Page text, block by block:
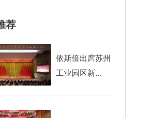
荐
依斯倍出席苏州
工业园区新...